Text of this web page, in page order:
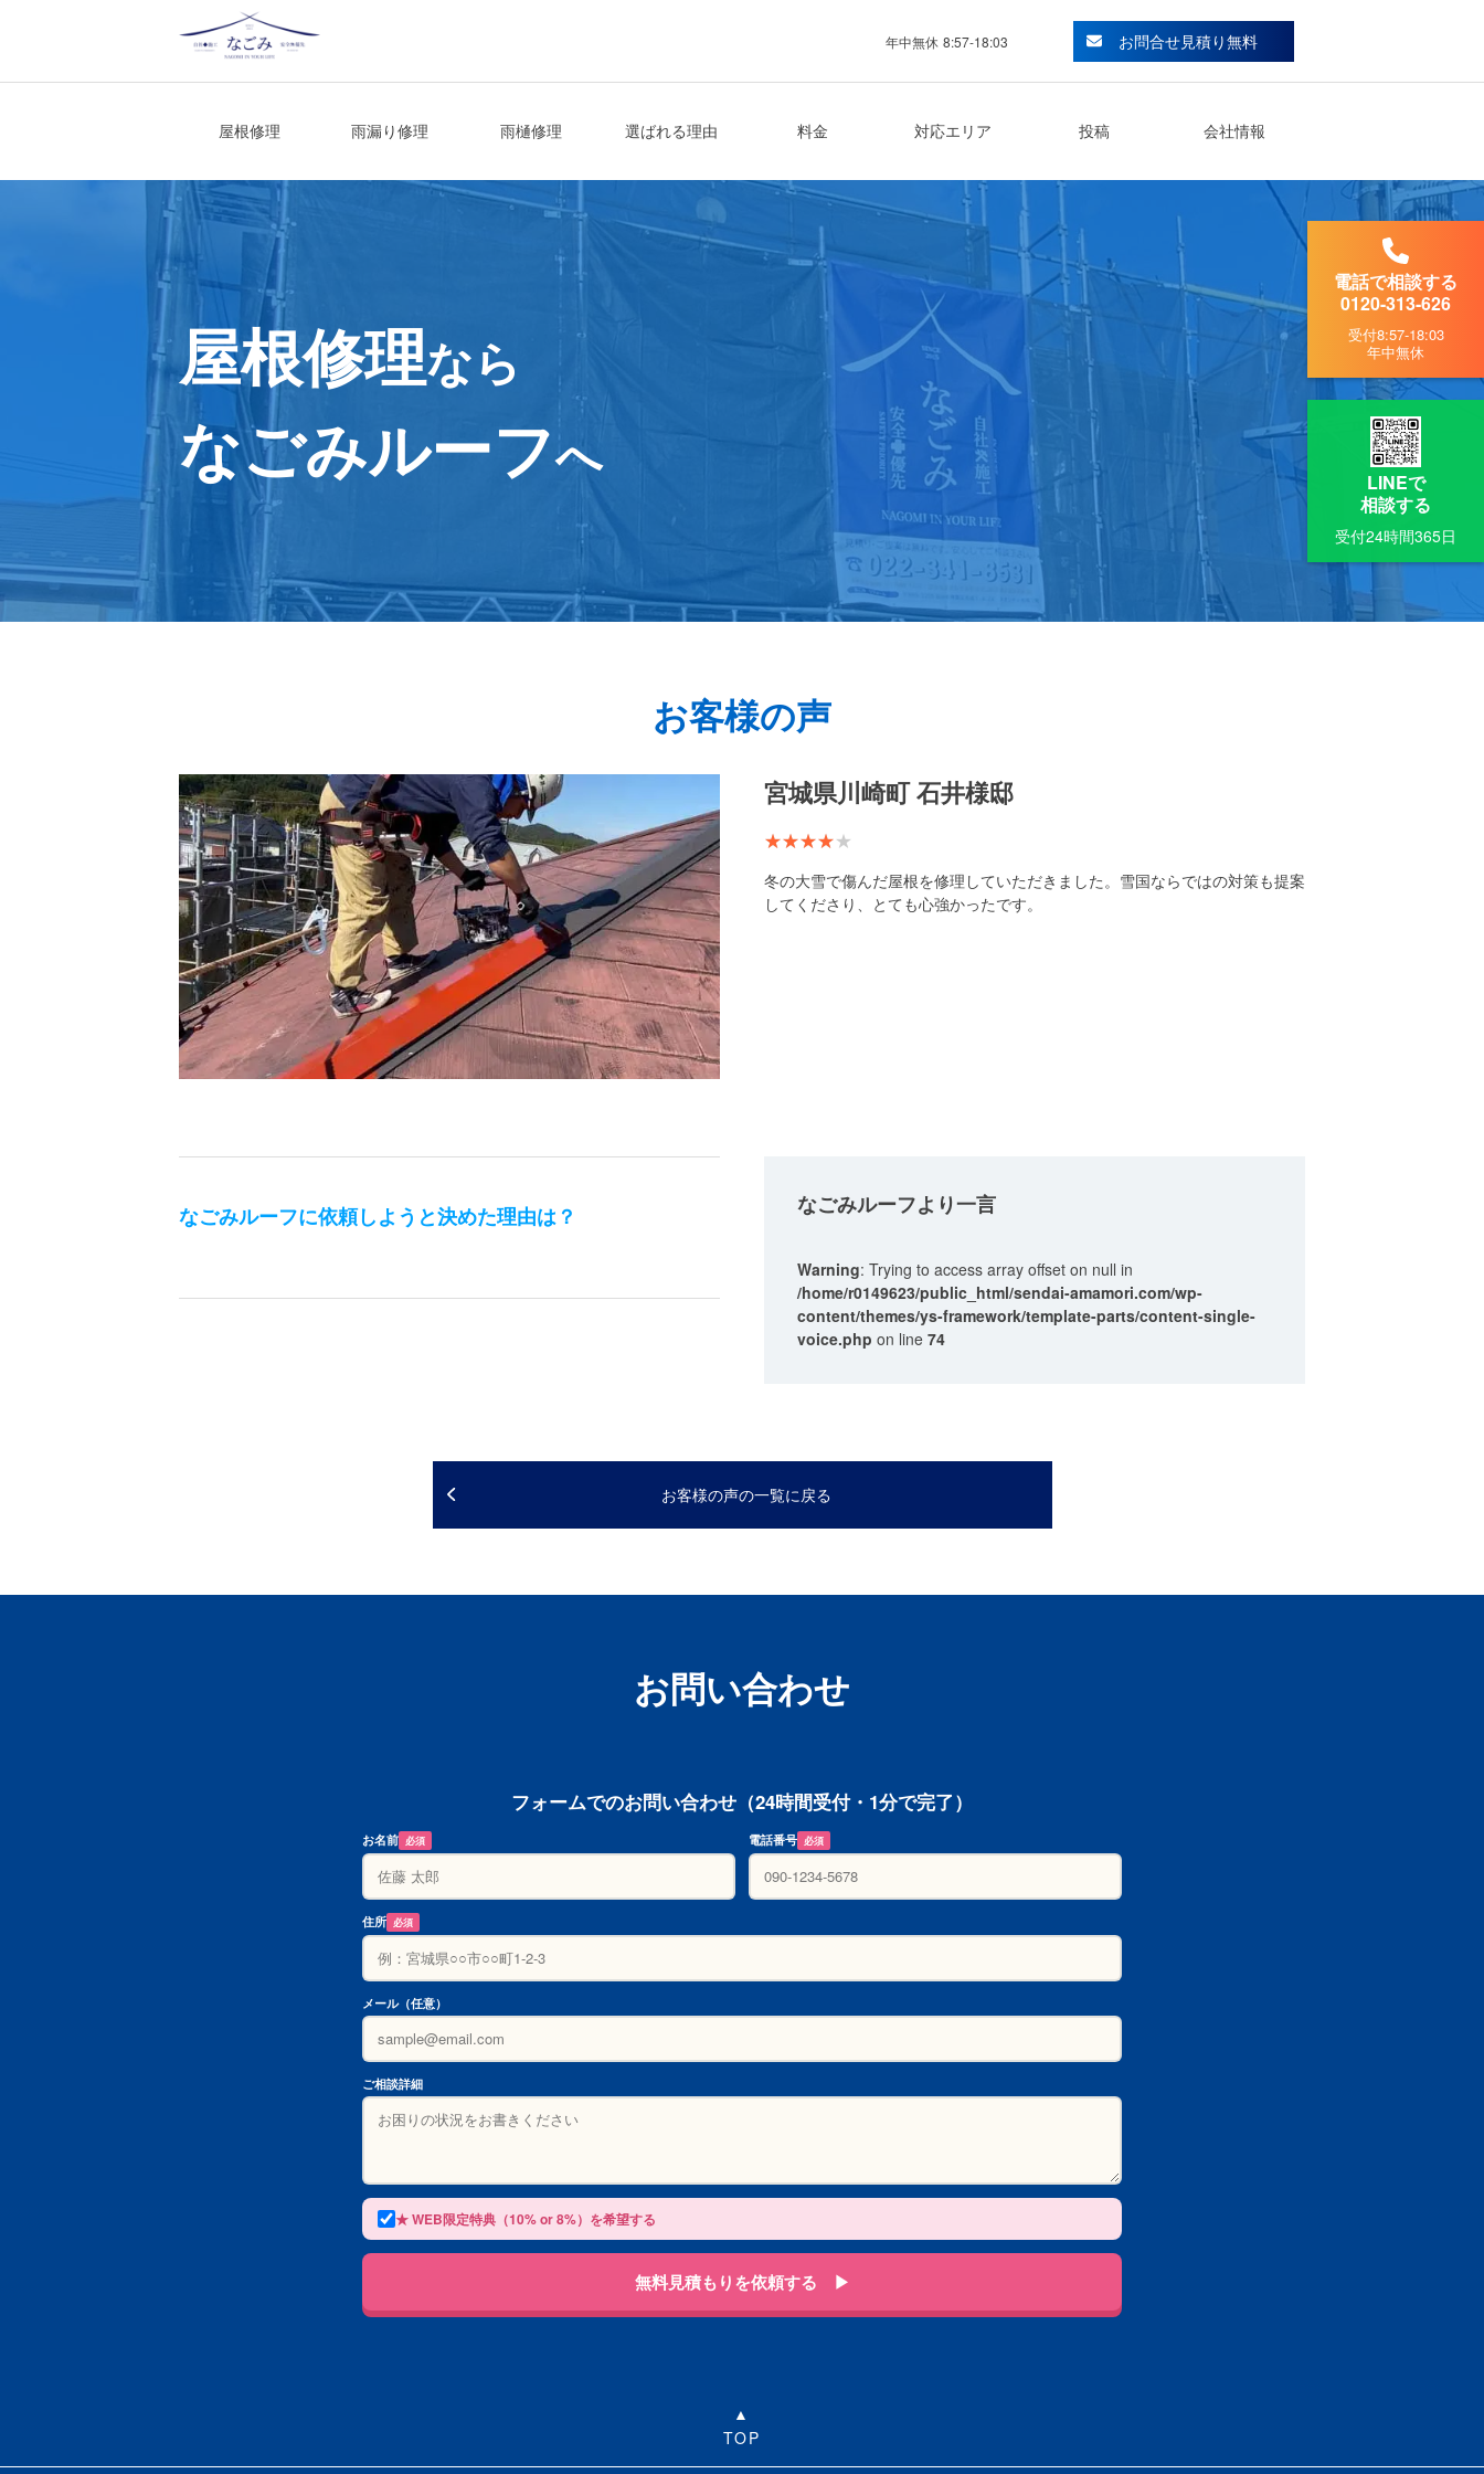
年中無休 8:57-18:03 お問合せ見積り無料
屋根修理 雨漏り修理 雨樋修理 選ばれる理由 料金 対応エリア 投稿 会社情報
屋根修理なら
なごみルーフへ
LINEで
相談する
受付24時間365日
電話で相談する
0120-313-626
受付8:57-18:03
年中無休
お客様の声
宮城県川崎町 石井様邸
冬の大雪で傷んだ屋根を修理していただきました。雪国ならではの対策も提案
してくださり、とても心強かったです。
なごみルーフに依頼しようと決めた理由は？ なごみルーフより一言
Warning: Trying to access array offset on null in
/home/r0149623/public_html/sendai-amamori.com/wp-
content/themes/ys-framework/template-parts/content-single-
voice.php on line 74
お客様の声の一覧に戻る
お問い合わせ
フォームでのお問い合わせ（24時間受付・1分で完了）
お名前 必須 電話番号 必須
住所 必須
メール（任意）
ご相談詳細
★ WEB限定特典（10% or 8%）を希望する
無料見積もりを依頼する ▶
TOP